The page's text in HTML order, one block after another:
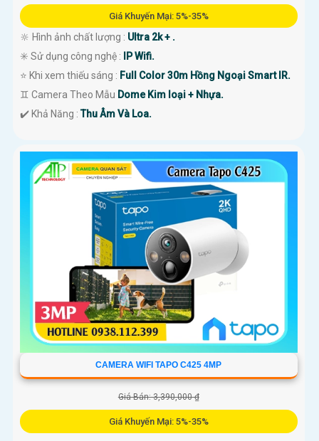
Giá Khuyến Mại: 5%-35%
🔆 Hình ảnh chất lượng : Ultra 2k + .
✳️ Sử dụng công nghệ : IP Wifi.
⭐ Khi xem thiếu sáng : Full Color 30m Hồng Ngoại Smart IR.
♊ Camera Theo Mẫu Dome Kim loại + Nhựa.
️✔️ Khả Năng :Thu Âm Và Loa.
CAMERA WIFI TAPO C425 4MP
Giá Bán: 3,390,000 ₫
Giá Khuyến Mại: 5%-35%